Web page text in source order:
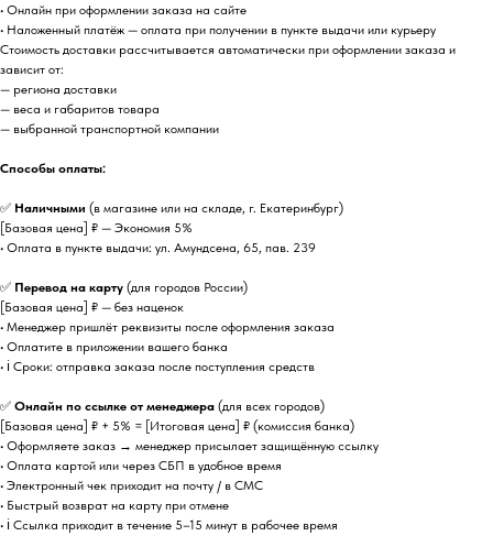
• Онлайн при оформлении заказа на сайте
• Наложенный платёж — оплата при получении в пункте выдачи или курьеру
Стоимость доставки рассчитывается автоматически при оформлении заказа и
зависит от:
— региона доставки
— веса и габаритов товара
— выбранной транспортной компании
Способы оплаты:
✅ Наличными (в магазине или на складе, г. Екатеринбург)
[Базовая цена] ₽ — Экономия 5%
• Оплата в пункте выдачи: ул. Амундсена, 65, пав. 239
✅ Перевод на карту (для городов России)
[Базовая цена] ₽ — без наценок
• Менеджер пришлёт реквизиты после оформления заказа
• Оплатите в приложении вашего банка
• ℹ️ Сроки: отправка заказа после поступления средств
✅ Онлайн по ссылке от менеджера (для всех городов)
[Базовая цена] ₽ + 5% = [Итоговая цена] ₽ (комиссия банка)
• Оформляете заказ → менеджер присылает защищённую ссылку
• Оплата картой или через СБП в удобное время
• Электронный чек приходит на почту / в СМС
• Быстрый возврат на карту при отмене
• ℹ️ Ссылка приходит в течение 5–15 минут в рабочее время